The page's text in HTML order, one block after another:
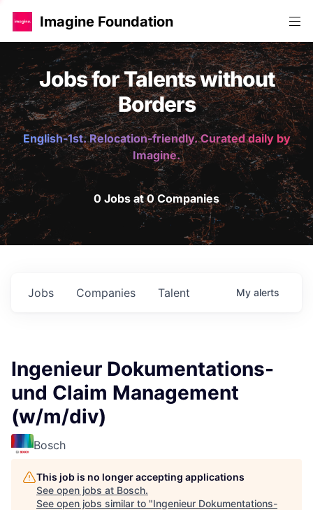
Imagine Foundation
Jobs for Talents without
Borders
English-1st. Relocation-friendly. Curated daily by
Imagine.
0 Jobs at 0 Companies
Jobs Companies Talent My alerts
Ingenieur Dokumentations-
und Claim Management
(w/m/div)
Bosch
This job is no longer accepting applications
See open jobs at Bosch.
See open jobs similar to "Ingenieur Dokumentations-